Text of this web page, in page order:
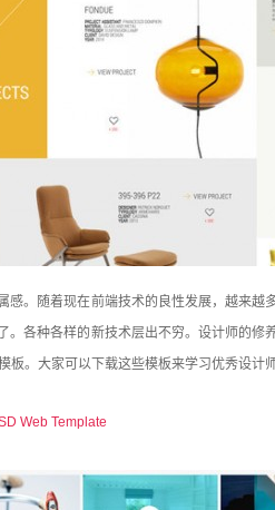
感。随着现在前端技术的良性发展，越来
。各种各样的新技术层出不穷。设计师的
板。大家可以下载这些模板来学习优秀设计
Web Template